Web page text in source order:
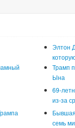
Элтон
Трамп
Ына
69-
из-за
семь